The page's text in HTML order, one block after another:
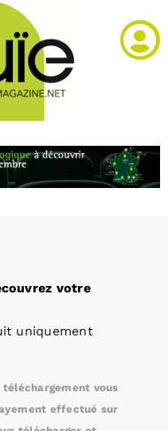
votre
uniquement
vous
effectué sur